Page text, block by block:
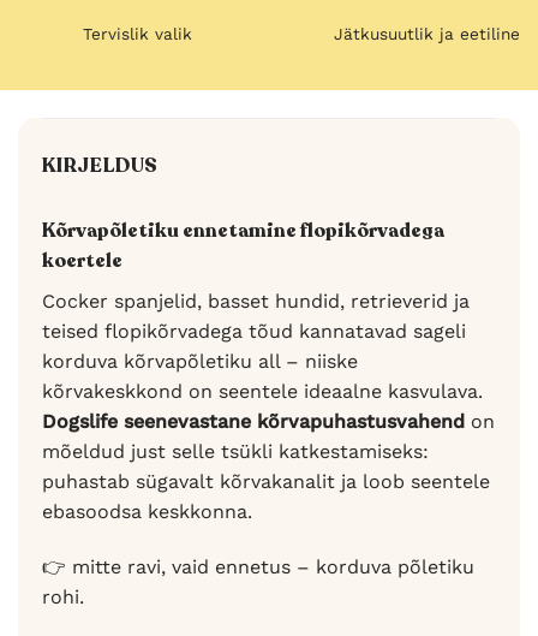
Tervislik valik Jätkusuutlik ja eetiline
KIRJELDUS
Kõrvapõletiku ennetamine flopikõrvadega
koertele
Cocker spanjelid, basset hundid, retrieverid ja
teised flopikõrvadega tõud kannatavad sageli
korduva kõrvapõletiku all – niiske
kõrvakeskkond on seentele ideaalne kasvulava.
Dogslife seenevastane kõrvapuhastusvahend on
mõeldud just selle tsükli katkestamiseks:
puhastab sügavalt kõrvakanalit ja loob seentele
ebasoodsa keskkonna.
👉 mitte ravi, vaid ennetus – korduva põletiku
rohi.